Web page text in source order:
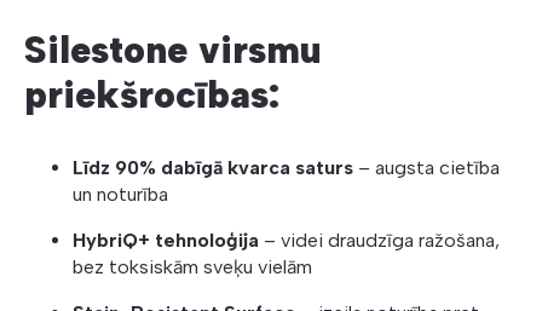
Silestone virsmu
priekšrocības:
Līdz 90% dabīgā kvarca saturs – augsta cietība
un noturība
HybriQ+ tehnoloģija – videi draudzīga ražošana,
bez toksiskām sveķu vielām